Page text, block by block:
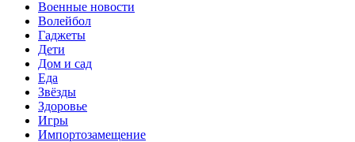
Военные новости
Волейбол
Гаджеты
Дети
Дом и сад
Еда
Звёзды
Здоровье
Игры
Импортозамещение